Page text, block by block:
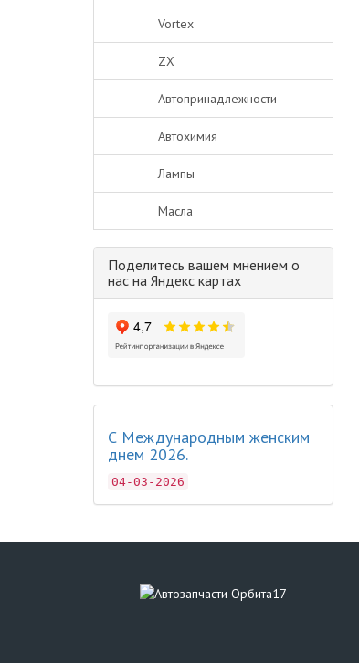
Vortex
ZX
Автопринадлежности
Автохимия
Лампы
Масла
Поделитесь вашем мнением о
нас на Яндекс картах
С Международным женским
днем 2026.
04-03-2026